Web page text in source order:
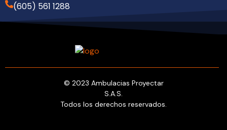
(605) 561 1288
© 2023 Ambulacias Proyectar
S.A.S.
Todos los derechos reservados.